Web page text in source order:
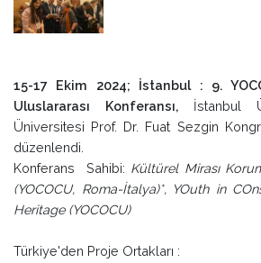
15-17 Ekim 2024; İstanbul : 9.
Uluslararası Konferansı, İstanbul
Üniversitesi Prof. Dr. Fuat Sezgin
düzenlendi.
Konferans Sahibi: Kültürel Mirası
(YOCOCU, Roma-İtalya)*, YOuth in
Heritage (YOCOCU)
Türkiye'den Proje Ortakları :